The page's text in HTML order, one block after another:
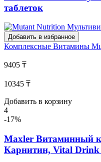
таблеток
Добавить в избранное
Комплексные Витамины
9405 ₸
10345 ₸
Добавить в корзину
4
-17%
Maxler Витаминный
Карнитин, Vital Drink